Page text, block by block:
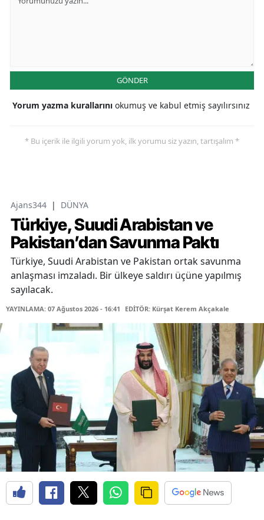
GÖNDER
Yorum yazma kurallarını okumuş ve kabul etmiş sayılırsınız
* Bu içerik ile ilgili yorum yok, ilk yorumu siz yazın, tartışalım *
Ajans344 | DÜNYA
Türkiye, Suudi Arabistan ve
Pakistan’dan Savunma Paktı
Türkiye, Suudi Arabistan ve Pakistan ortak savunma
anlaşması imzaladı. Bir ülkeye saldırı üçüne yapılmış
sayılacak.
YAYINLAMA: 07 Ağustos 2026 - 16:41 EDİTÖR: Kürşat Kerem Akçakale